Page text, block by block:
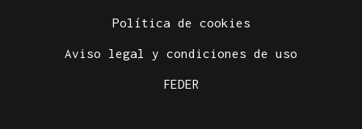
Política de cookies
Aviso legal y condiciones de uso
FEDER